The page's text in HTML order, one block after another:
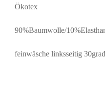
Ökotex
90%Baumwolle/
feinwäsche linksseitig 30grad